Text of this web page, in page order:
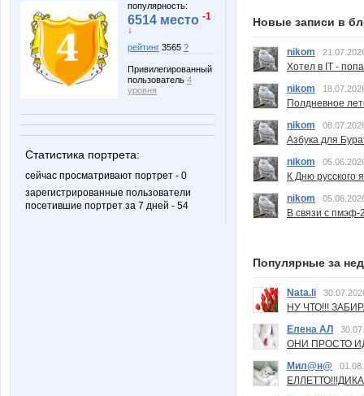
популярность:
6514 место -1
↓
рейтинг 3565 ?
Привилегированный
пользователь 4
уровня
Статистика портрета:
сейчас просматривают портрет - 0
зарегистрированные пользователи
посетившие портрет за 7 дней - 54
Новые записи в
nikom
Хотел в IT -
nikom
Полдневное
nikom
Азбука для
nikom
К Дню русского
nikom
В связи с пмэф-
Популярные за
Nata.li
НУ ЧТО!!!
Елена АЛ
ОНИ ПРОСТО
Мил@н@